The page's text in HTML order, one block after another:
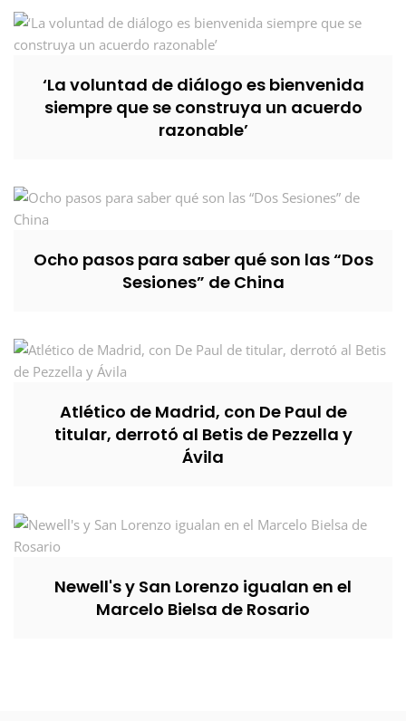
‘La voluntad de diálogo es bienvenida
siempre que se construya un acuerdo
razonable’
Ocho pasos para saber qué son las “Dos
Sesiones” de China
Atlético de Madrid, con De Paul de
titular, derrotó al Betis de Pezzella y
Ávila
Newell's y San Lorenzo igualan en el
Marcelo Bielsa de Rosario